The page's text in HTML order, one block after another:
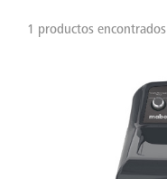
1 productos encontrados